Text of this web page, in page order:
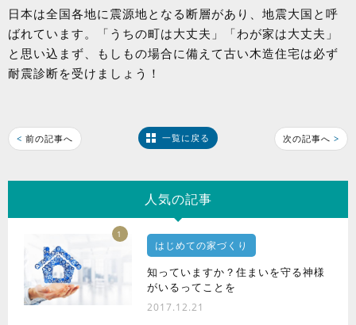
日本は全国各地に震源地となる断層があり、地震大国と呼
ばれています。「うちの町は大丈夫」「わが家は大丈夫」
と思い込まず、もしもの場合に備えて古い木造住宅は必ず
耐震診断を受けましょう！
< 前の記事へ 一覧に戻る 次の記事へ >
人気の記事
1
はじめての家づくり
知っていますか？住まいを守る神様
がいるってことを
2017.12.21